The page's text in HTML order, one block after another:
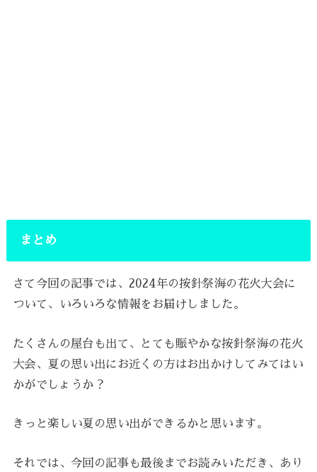
まとめ
さて今回の記事では、2024年の按針祭海の花火大会に
ついて、いろいろな情報をお届けしました。
たくさんの屋台も出て、とても賑やかな按針祭海の花火
大会、夏の思い出にお近くの方はお出かけしてみてはい
かがでしょうか？
きっと楽しい夏の思い出ができるかと思います。
それでは、今回の記事も最後までお読みいただき、あり